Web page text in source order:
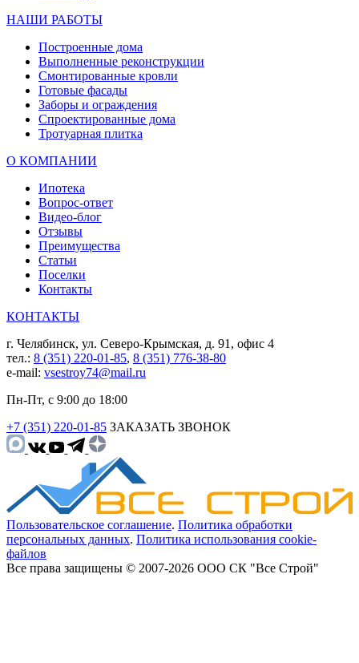
НАШИ РАБОТЫ
Построенные дома
Выполненные реконструкции
Смонтированные кровли
Готовые фасады
Заборы и ограждения
Спроектированные дома
Тротуарная плитка
О КОМПАНИИ
Ипотека
Вопрос-ответ
Видео-блог
Отзывы
Преимущества
Статьи
Поселки
Контакты
КОНТАКТЫ
г. Челябинск, ул. Северо-Крымская, д. 91, офис 4
тел.: 8 (351) 220-01-85, 8 (351) 776-38-80
e-mail: vsestroy74@mail.ru
Пн-Пт, с 9:00 до 18:00
+7 (351) 220-01-85 ЗАКАЗАТЬ ЗВОНОК
Пользовательское соглашение. Политика обработки
персональных данных. Политика использования cookie-
файлов
Все права защищены © 2007-2026 ООО СК "Все Строй"